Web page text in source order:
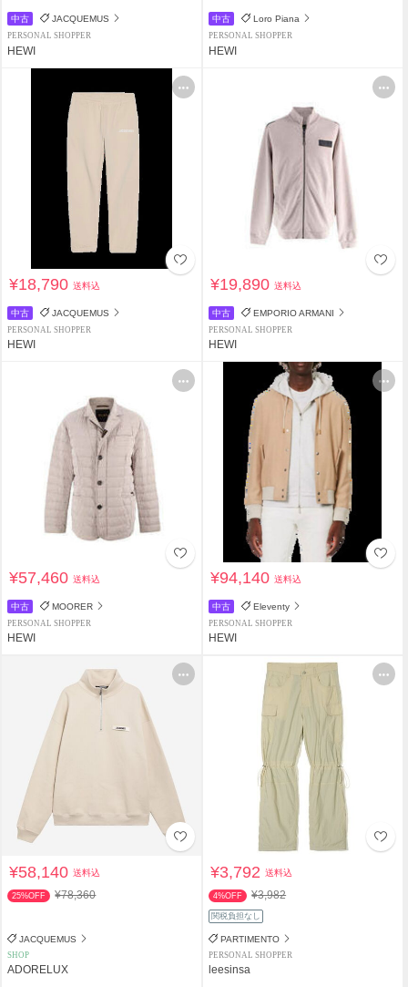
中古 JACQUEMUS
PERSONAL SHOPPER
HEWI
中古 Loro Piana
PERSONAL SHOPPER
HEWI
¥18,790送料込
中古 JACQUEMUS
PERSONAL SHOPPER
HEWI
¥19,890送料込
中古 EMPORIO ARMANI
PERSONAL SHOPPER
HEWI
¥57,460送料込
中古 MOORER
PERSONAL SHOPPER
HEWI
¥94,140送料込
中古 Eleventy
PERSONAL SHOPPER
HEWI
¥58,140送料込
25%OFF ¥78,360
JACQUEMUS
SHOP
ADORELUX
¥3,792送料込
4%OFF ¥3,982
関税負担なし
PARTIMENTO
PERSONAL SHOPPER
leesinsa